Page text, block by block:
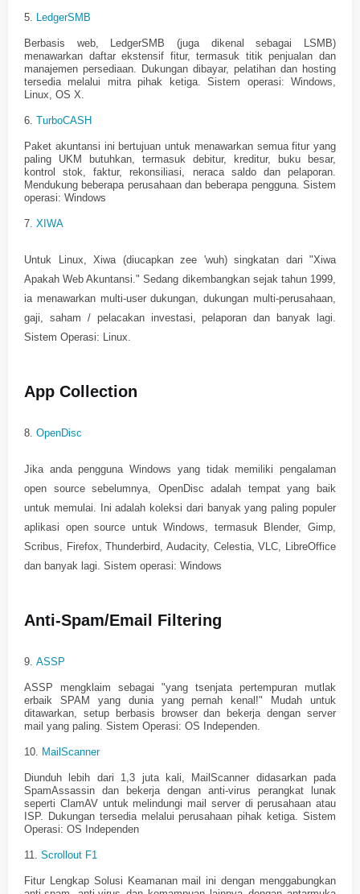
5. LedgerSMB
Berbasis web, LedgerSMB (juga dikenal sebagai LSMB)
menawarkan daftar ekstensif fitur, termasuk titik penjualan dan
manajemen persediaan. Dukungan dibayar, pelatihan dan hosting
tersedia melalui mitra pihak ketiga. Sistem operasi: Windows,
Linux, OS X.
6. TurboCASH
Paket akuntansi ini bertujuan untuk menawarkan semua fitur yang
paling UKM butuhkan, termasuk debitur, kreditur, buku besar,
kontrol stok, faktur, rekonsiliasi, neraca saldo dan pelaporan.
Mendukung beberapa perusahaan dan beberapa pengguna. Sistem
operasi: Windows
7. XIWA
Untuk Linux, Xiwa (diucapkan zee 'wuh) singkatan dari "Xiwa
Apakah Web Akuntansi." Sedang dikembangkan sejak tahun 1999,
ia menawarkan multi-user dukungan, dukungan multi-perusahaan,
gaji, saham / pelacakan investasi, pelaporan dan banyak lagi.
Sistem Operasi: Linux.
App Collection
8. OpenDisc
Jika anda pengguna Windows yang tidak memiliki pengalaman
open source sebelumnya, OpenDisc adalah tempat yang baik
untuk memulai. Ini adalah koleksi dari banyak yang paling populer
aplikasi open source untuk Windows, termasuk Blender, Gimp,
Scribus, Firefox, Thunderbird, Audacity, Celestia, VLC, LibreOffice
dan banyak lagi. Sistem operasi: Windows
Anti-Spam/Email Filtering
9. ASSP
ASSP mengklaim sebagai "yang tsenjata pertempuran mutlak
erbaik SPAM yang dunia yang pernah kenal!" Mudah untuk
ditawarkan, setup berbasis browser dan bekerja dengan server
mail yang paling. Sistem Operasi: OS Independen.
10. MailScanner
Diunduh lebih dari 1,3 juta kali, MailScanner didasarkan pada
SpamAssassin dan bekerja dengan anti-virus perangkat lunak
seperti ClamAV untuk melindungi mail server di perusahaan atau
ISP. Dukungan tersedia melalui perusahaan pihak ketiga. Sistem
Operasi: OS Independen
11. Scrollout F1
Fitur Lengkap Solusi Keamanan mail ini dengan menggabungkan